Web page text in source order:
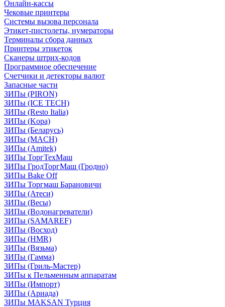
Онлайн-кассы
Чековые принтеры
Системы вызова персонала
Этикет-пистолеты, нумераторы
Терминалы сбора данных
Принтеры этикеток
Сканеры штрих-кодов
Программное обеспечение
Счетчики и детекторы валют
Запасные части
ЗИПы (PIRON)
ЗИПы (ICE TECH)
ЗИПы (Resto Italia)
ЗИПы (Kopa)
ЗИПы (Беларусь)
ЗИПы (MACH)
ЗИПы (Amitek)
ЗИПы ТоргТехМаш
ЗИПы ГродТоргМаш (Гродно)
ЗИПы Bake Off
ЗИПы Торгмаш Барановичи
ЗИПы (Атеси)
ЗИПы (Весы)
ЗИПы (Водонагреватели)
ЗИПы (SAMAREF)
ЗИПы (Восход)
ЗИПы (HMR)
ЗИПы (Вязьма)
ЗИПы (Гамма)
ЗИПы (Гриль-Мастер)
ЗИПы к Пельменным аппаратам
ЗИПы (Импорт)
ЗИПы (Ариада)
ЗИПы MAKSAN Турция